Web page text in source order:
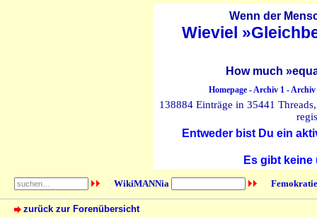
Wenn der
Wieviel
How much
Homepage-Archiv 1-Archiv
138884 Einträge in 35441
Entweder bist Du ein
Es gibt
WikiMANNia
zurück zur Forenübersicht